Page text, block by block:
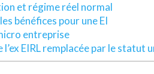
et régime réel normal
bénéfices pour une EI
entreprise
l’ex EIRL remplacée par le statut